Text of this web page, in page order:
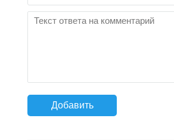
Добавить